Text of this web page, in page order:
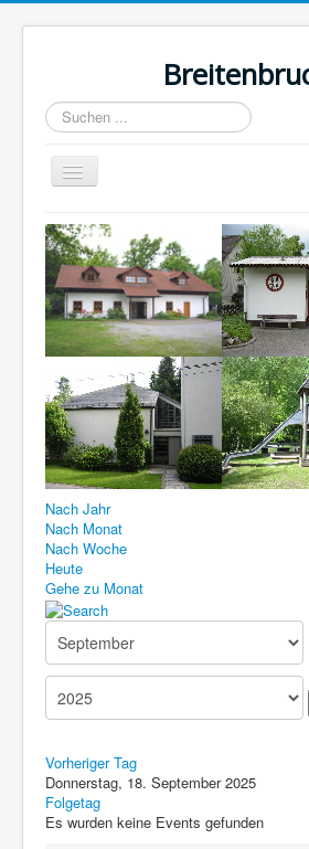
Suchen
...
Navigation
an/aus
Home
Nach Jahr
Nach Monat
Nach Woche
Heute
Gehe zu Monat
Vorheriger Tag
Donnerstag, 18. September 2025
Folgetag
Es wurden keine Events gefunden